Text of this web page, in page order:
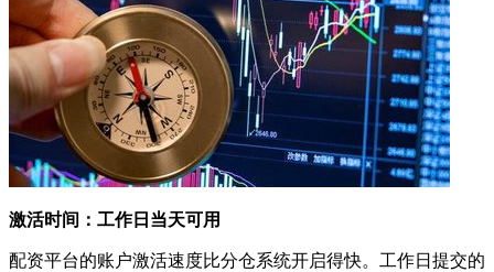
激活时间：工作日当天可用
配资平台的账户激活速度比分仓系统开启得快。工作日提交的